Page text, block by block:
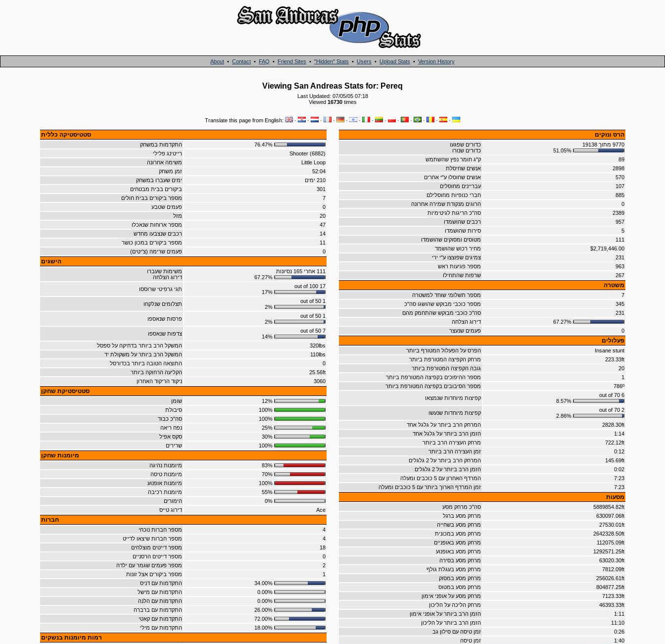
About • Contact • FAQ • Friend Sites • "Hidden" Stats • Users • Upload Stats • Version History
Viewing San Andreas Stats for: Pereq
Last Updated: 07/05/05 07:18
Viewed 16730times
Translate this page from English: · · · · · · · · · · · · ·
סטטיסטיקה כללית
התקדמות במשחק
76.47%
רייטינג פלילי
Shooter (6882)
משימה אחרונה
Little Loop
זמן משחק
52:04
ימים שעברו במשחק
210 ימים
ביקורים בבית מבטחים
301
מספר ביקורים בבית חולים
7
פעמים שטבע
0
מזל
20
מספר ארוחות שנאכלו
47
רכבים שנצבעו מחדש
14
מספר ביקורים במכון כושר
11
פעמים שרימה (צ'יטים)
0
הישגים
משימות שעברו
דירוג הצלחה
111 אחרי 165 נסיונות
67.27%
תגי גרפיטי שרוססו
17 out of 100
17%
תצלומים שנלקחו
1 out of 50
2%
פרסות שנאספו
1 out of 50
2%
צדפות שנאספו
7 out of 50
14%
המשקל הרב ביותר בדחיקה על ספסל
320lbs
המשקל הרב ביותר על משקולת יד
110lbs
התוצאה הטובה ביותר בכדורסל
0
הקליעה הרחוקה ביותר
25.56ft
ניקוד הריקוד האחרון
3060
סטטיסטיקת שחקן
שומן
12%
סיבולת
100%
סה"כ כבוד
100%
נפח ריאה
25%
סקס אפיל
30%
שרירים
100%
מיומנות שחקן
מיומנות נהיגה
83%
מיומנות טיסה
70%
מיומנות אופנוע
100%
מיומנות רכיבה
55%
הימורים
0%
דירוג טייס
Ace
חברות
מספר חברות נוכחי
4
מספר חברות שיצאו לדייט
4
מספר דייטים מוצלחים
18
מספר דייטים הרסניים
0
מספר פעמים שגמר עם ילדה
2
מספר ביקורים אצל זונות
1
התקדמות עם דניס
34.00%
התקדמות עם מישל
0.00%
התקדמות עם הלנה
0.00%
התקדמות עם ברברה
26.00%
התקדמות עם קאטי
72.00%
התקדמות עם מילי
18.00%
רמות מיומנות בנשקים
הרס ונזקים
כדורים שפגעו
כדורים שנורו
9770 מתוך 19138
51.05%
ק"ג חומר נפץ שהשתמש
89
אנשים שחיסלת
2898
אנשים שחוסלו ע"י אחרים
570
עבריינים מחוסלים
107
חברי כנופיות מחוסלילם
885
הרוגים מנקודת שמירה אחרונה
0
סה"כ הריגות לגיטימיות
2389
רכבים שהושמדו
957
סירות שהושמדו
5
מטוסים ומסוקים שהושמדו
111
מחיר רכוש שהושמד
$2,719,446.00
צמיגים שפוצצו ע"י ירי
231
מספר פגיעות ראש
963
שרפות שהתחילו
267
משטרה
מספר תשלומי שוחד למשטרה
7
מספר כוכבי מבוקש שהושגו סה"כ
345
סה"כ כוכבי מבוקש שהתחמק מהם
231
דירוג הצלחה
67.27%
פעמים שנעצר
0
פעלולים
הפרס על הפעלול המטורף ביותר
Insane stunt
מרחק הקפיצה המטורפת ביותר
223.33ft
גובה הקפיצה המטורפת ביותר
20
מספר ההיפוכים בקפיצה המטורפת ביותר
1
מספר הסיבובים בקפיצה המטורפת ביותר
786º
קפיצות מיוחדות שנמצאו
6 out of 70
8.57%
קפיצות מיוחדות שנעשו
2 out of 70
2.86%
המרחק הרב ביותר על גלגל אחד
2828.30ft
הזמן הרב ביותר על גלגל אחד
1:14
מרחק העצירה הרב ביותר
722.12ft
זמן העצירה הרב ביותר
0:12
המרחק הרב ביותר על 2 גלגלים
145.69ft
הזמן הרב ביותר על 2 גלגלים
0:02
המרדף האחרון עם 5 כוכבים ומעלה
7:23
זמן המרדף הארוך ביותר עם 5 כוכבים ומעלה
7:23
מסעות
סה"כ מרחק מסע
5889854.82ft
מרחק מסע ברגל
630097.06ft
מרחק מסע בשחייה
27530.01ft
מרחק מסע במכונית
2642328.50ft
מרחק מסע באופניים
112075.09ft
מרחק מסע באופנוע
1292571.25ft
מרחק מסע בסירה
63020.30ft
מרחק מסע בעגלת גולף
7812.09ft
מרחק מסע במסוק
256026.61ft
מרחק מסע במטוס
804877.25ft
מרחק מסע על אופני אימון
7123.33ft
מרחק הליכה על הליכון
46393.33ft
הזמן הרב ביותר על אופני אימון
1:11
הזמן הרב ביותר על הליכון
11:10
זמן טיסה עם סילון גב
0:26
זמן טיסה
1:40